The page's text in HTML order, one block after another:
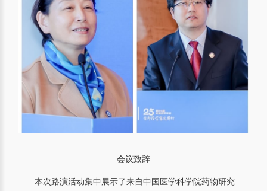
会议致辞
本次路演活动集中展示了来自中国医学科学院药物研究